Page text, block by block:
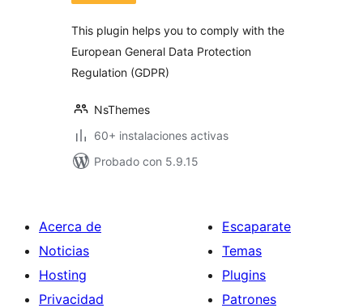
This plugin helps you to comply with the
European General Data Protection
Regulation (GDPR)
NsThemes
60+ instalaciones activas
Probado con 5.9.15
Acerca de
Noticias
Hosting
Privacidad
Escaparate
Temas
Plugins
Patrones